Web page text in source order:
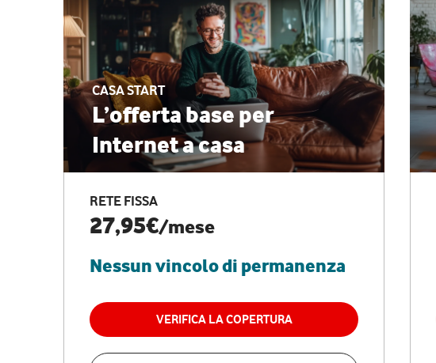
CASA START
L’offerta base per
Internet a casa
RETE FISSA
27,95€/mese
Nessun vincolo di permanenza
VERIFICA LA COPERTURA